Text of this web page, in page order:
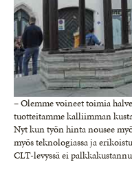
– Olemme voineet toimia
tuotteitamme kalliimman
Nyt kun työn hinta nousee
myös teknologiassa ja
CLT-levyssä ei